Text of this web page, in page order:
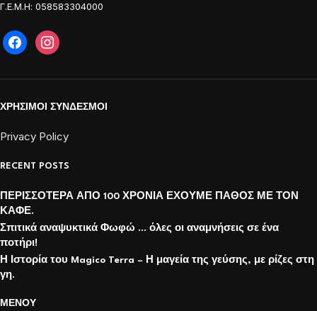
Γ.Ε.Μ.Η: 058583304000
ΧΡΗΣΙΜΟΙ ΣΥΝΔΕΣΜΟΙ
Privacy Policy
RECENT POSTS
ΠΕΡΙΣΣΟΤΕΡΑ ΑΠΟ 100 ΧΡΟΝΙΑ ΕΧΟΥΜΕ ΠΑΘΟΣ ΜΕ ΤΟΝ
ΚΑΦΕ.
Σπιτικά αναψυκτικά Φωφώ … όλες οι αναμνήσεις σε ένα
ποτήρι!
Η Ιστορία του Magico Terra – Η μαγεία της γεύσης, με ρίζες στη
γη.
ΜΕΝΟΥ